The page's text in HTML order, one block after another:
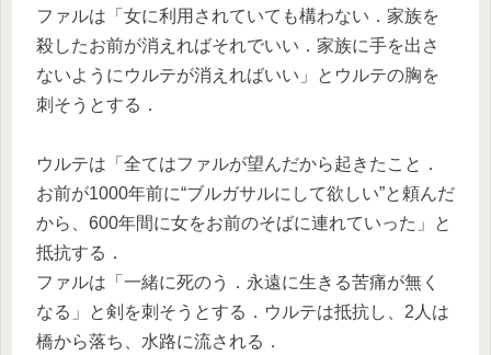
ファルは「女に利用されていても構わない．家族を
殺したお前が消えればそれでいい．家族に手を出さ
ないようにウルテが消えればいい」とウルテの胸を
刺そうとする．
ウルテは「全てはファルが望んだから起きたこと．
お前が1000年前に“ブルガサルにして欲しい”と頼んだ
から、600年間に女をお前のそばに連れていった」と
抵抗する．
ファルは「一緒に死のう．永遠に生きる苦痛が無く
なる」と剣を刺そうとする．ウルテは抵抗し、2人は
橋から落ち、水路に流される．